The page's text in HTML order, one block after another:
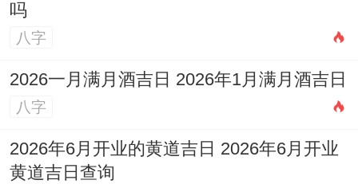
吗
八字
2026一月满月酒吉日 2026年1月满月酒吉日
八字
2026年6月开业的黄道吉日 2026年6月开业
黄道吉日查询